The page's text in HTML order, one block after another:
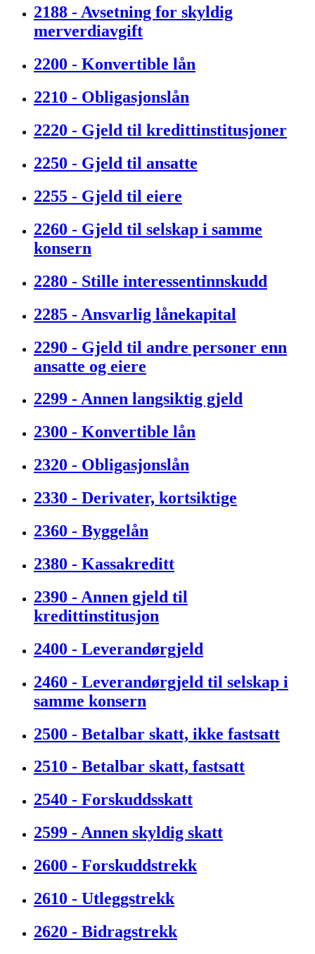
2188 - Avsetning for skyldig
merverdiavgift
2200 - Konvertible lån
2210 - Obligasjonslån
2220 - Gjeld til kredittinstitusjoner
2250 - Gjeld til ansatte
2255 - Gjeld til eiere
2260 - Gjeld til selskap i samme
konsern
2280 - Stille interessentinnskudd
2285 - Ansvarlig lånekapital
2290 - Gjeld til andre personer enn
ansatte og eiere
2299 - Annen langsiktig gjeld
2300 - Konvertible lån
2320 - Obligasjonslån
2330 - Derivater, kortsiktige
2360 - Byggelån
2380 - Kassakreditt
2390 - Annen gjeld til
kredittinstitusjon
2400 - Leverandørgjeld
2460 - Leverandørgjeld til selskap i
samme konsern
2500 - Betalbar skatt, ikke fastsatt
2510 - Betalbar skatt, fastsatt
2540 - Forskuddsskatt
2599 - Annen skyldig skatt
2600 - Forskuddstrekk
2610 - Utleggstrekk
2620 - Bidragstrekk